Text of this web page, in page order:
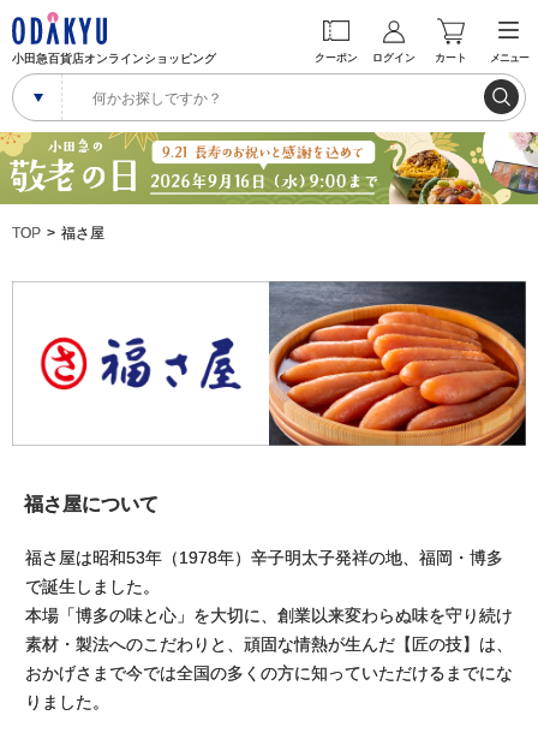
小田急百貨店オンラインショッピング クーポン ログイン カート メニュー
TOP 福さ屋
福さ屋について
福さ屋は昭和53年（1978年）辛子明太子発祥の地、福岡・博多
で誕生しました。
本場「博多の味と心」を大切に、創業以来変わらぬ味を守り続け
素材・製法へのこだわりと、頑固な情熱が生んだ【匠の技】は、
おかげさまで今では全国の多くの方に知っていただけるまでにな
りました。